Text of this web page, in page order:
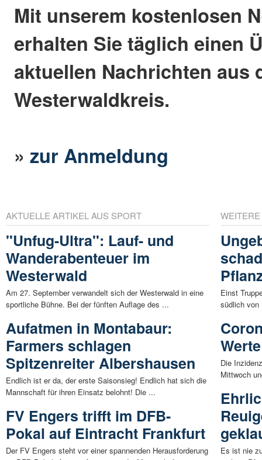
Mit unserem kostenlosen
erhalten Sie täglich einen
aktuellen Nachrichten aus
Westerwaldkreis.
»zur Anmeldung
AKTUELLE ARTIKEL AUS SPORT
"Unfug-Ultra": Lauf- und
Wanderabenteuer im
Westerwald
Am 27. September verwandelt sich der Westerwald in eine
sportliche Bühne. Bei der fünften Auflage des ...
Aufatmen in Montabaur:
Farmers schlagen
Spitzenreiter Albershausen
Endlich ist er da, der erste Saisonsieg! Endlich hat sich die
Mannschaft für ihren Einsatz belohnt! Die ...
FV Engers trifft im DFB-
Pokal auf Eintracht Frankfurt
Der FV Engers steht vor einer spannenden Herausforderung
Einst
südlich von
Die
Mittwoch
Es ist nie